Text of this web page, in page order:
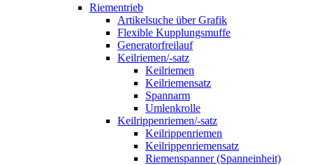
Riementrieb
Artikelsuche über Grafik
Flexible Kupplungsmuffe
Generatorfreilauf
Keilriemen/-satz
Keilriemen
Keilriemensatz
Spannarm
Umlenkrolle
Keilrippenriemen/-satz
Keilrippenriemen
Keilrippenriemensatz
Riemenspanner (Spanneinheit)